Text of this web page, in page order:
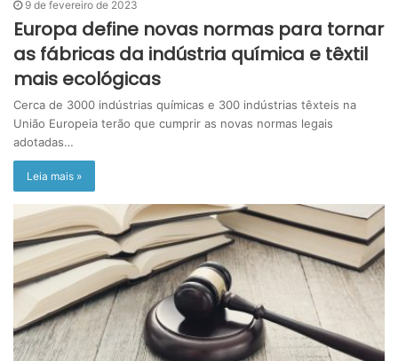
9 de fevereiro de 2023
Europa define novas normas para tornar
as fábricas da indústria química e têxtil
mais ecológicas
Cerca de 3000 indústrias químicas e 300 indústrias têxteis na
União Europeia terão que cumprir as novas normas legais
adotadas…
Leia mais »